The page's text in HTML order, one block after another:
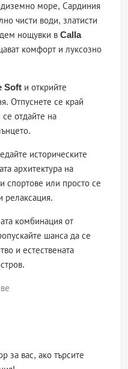
море, Сардиния
чисти води, златисти
нощувки вCalla
комфорт и луксозно
Soft и открийте
Отпуснете се край
отдайте на
историческите
архитектура на
спортове или просто се
релаксация.
комбинация от
шанса да се
и естествената
за вас, ако търсите